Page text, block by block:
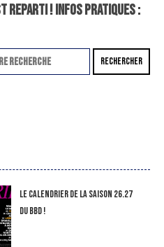
REPARTI ! INFOS PRATIQUES :
RECHERCHER
LE CALENDRIER DE LA SAISON 26.27
DU BBD !